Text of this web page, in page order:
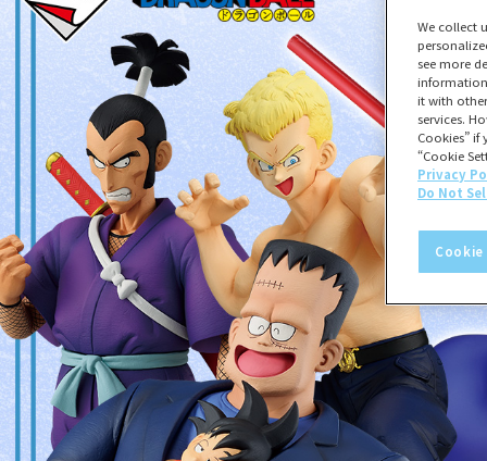
We collect
see more
it with
services.
Cookies”
“Cookie
Privacy
Do Not